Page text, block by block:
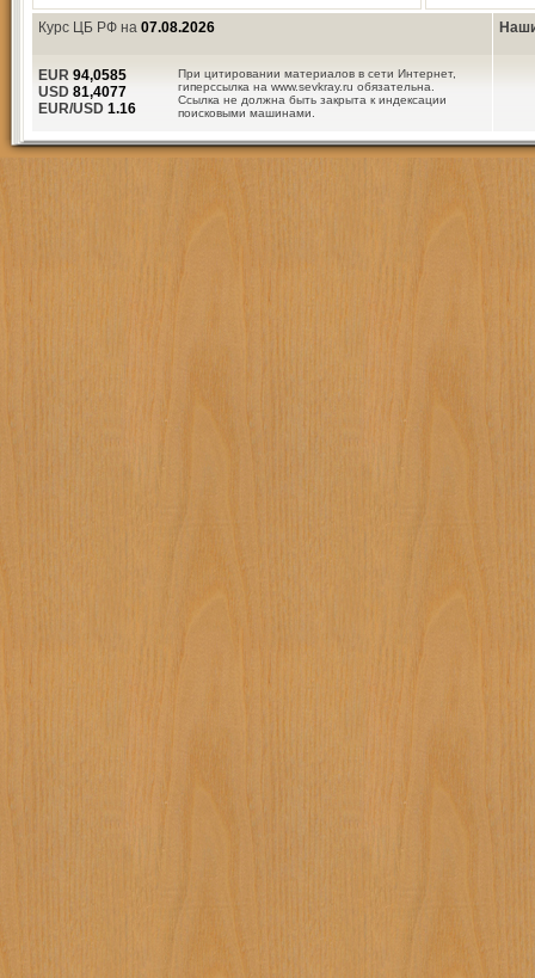
Курс ЦБ РФ на 07.08.2026
При цитировании материалов в сети Интернет,
гиперссылка на www.sevkray.ru обязательна.
Ссылка не должна быть закрыта к индексации
поисковыми машинами.
EUR 94,0585
USD 81,4077
EUR/USD 1.16